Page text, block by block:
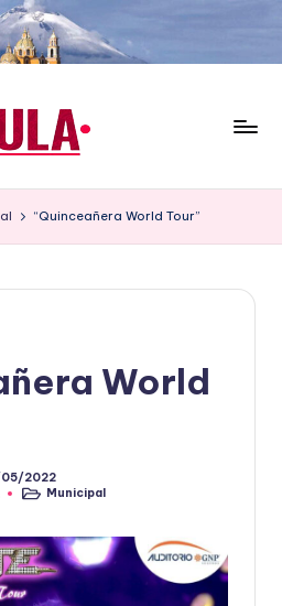
“Quinceañera World Tour”
World
05/2022
Publicado
Municipal